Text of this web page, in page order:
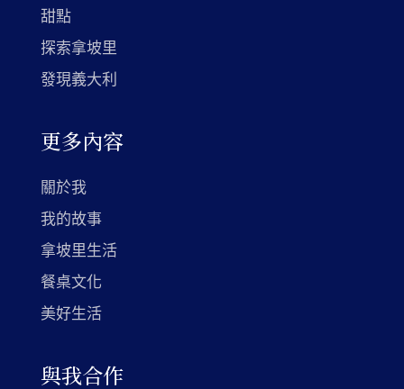
甜點
探索拿坡里
發現義大利
更多內容
關於我
我的故事
拿坡里生活
餐桌文化
美好生活
與我合作